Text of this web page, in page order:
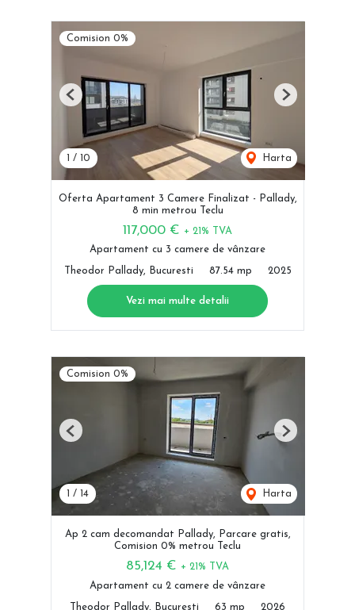
Comision 0%
1 / 10 Harta
Previous Next
Oferta Apartament 3 Camere Finalizat - Pallady,
8 min metrou Teclu
117,000 € + 21% TVA
Apartament cu 3 camere de vânzare
Theodor Pallady, Bucuresti 87.54 mp 2025
Vezi mai multe detalii
Comision 0%
/ 14 Harta
Previous Next
Ap 2 cam decomandat Pallady, Parcare gratis,
Comision 0% metrou Teclu
85,124 € + 21% TVA
Apartament cu 2 camere de vânzare
Theodor Pallady, Bucuresti 63 mp 2026